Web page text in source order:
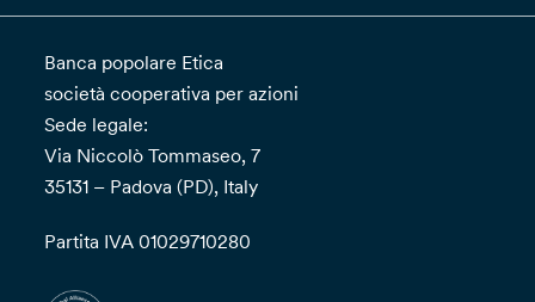
Banca popolare Etica
società cooperativa per azioni
Sede legale:
Via Niccolò Tommaseo, 7
35131 – Padova (PD), Italy
Partita IVA 01029710280